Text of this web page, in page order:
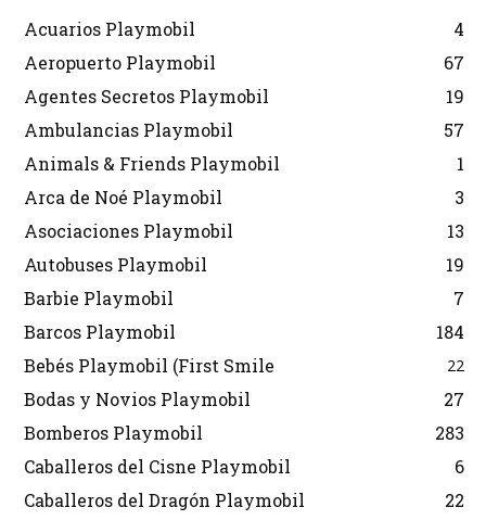
Acuarios Playmobil
4
Aeropuerto Playmobil
67
Agentes Secretos Playmobil
19
Ambulancias Playmobil
57
Animals & Friends Playmobil
1
Arca de Noé Playmobil
3
Asociaciones Playmobil
13
Autobuses Playmobil
19
Barbie Playmobil
7
Barcos Playmobil
184
Bebés Playmobil (First Smile
22
Bodas y Novios Playmobil
27
Bomberos Playmobil
283
Caballeros del Cisne Playmobil
6
Caballeros del Dragón Playmobil
22